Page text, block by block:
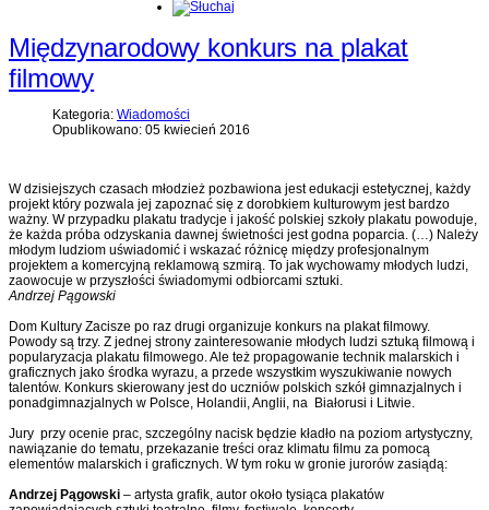
Międzynarodowy konkurs na plakat
filmowy
Kategoria: Wiadomości
Opublikowano: 05 kwiecień 2016
W dzisiejszych czasach młodzież pozbawiona jest edukacji estetycznej, każdy
projekt który pozwala jej zapoznać się z dorobkiem kulturowym jest bardzo
ważny. W przypadku plakatu tradycje i jakość polskiej szkoły plakatu powoduje,
że każda próba odzyskania dawnej świetności jest godna poparcia. (…) Należy
młodym ludziom uświadomić i wskazać różnicę między profesjonalnym
projektem a komercyjną reklamową szmirą. To jak wychowamy młodych ludzi,
zaowocuje w przyszłości świadomymi odbiorcami sztuki.
Andrzej Pągowski
Dom Kultury Zacisze po raz drugi organizuje konkurs na plakat filmowy.
Powody są trzy. Z jednej strony zainteresowanie młodych ludzi sztuką filmową i
popularyzacja plakatu filmowego. Ale też propagowanie technik malarskich i
graficznych jako środka wyrazu, a przede wszystkim wyszukiwanie nowych
talentów. Konkurs skierowany jest do uczniów polskich szkół gimnazjalnych i
ponadgimnazjalnych w Polsce, Holandii, Anglii, na Białorusi i Litwie.
Jury przy ocenie prac, szczególny nacisk będzie kładło na poziom artystyczny,
nawiązanie do tematu, przekazanie treści oraz klimatu filmu za pomocą
elementów malarskich i graficznych. W tym roku w gronie jurorów zasiądą:
Andrzej Pągowski – artysta grafik, autor około tysiąca plakatów